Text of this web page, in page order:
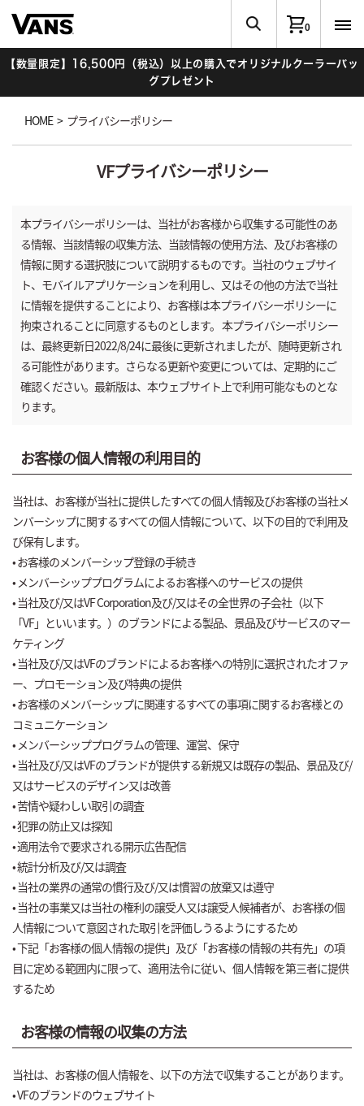
0
【数量限定】16,500円（税込）以上の購入でオリジナルクーラーバッ
グプレゼント
HOME > プライバシーポリシー
VFプライバシーポリシー
本プライバシーポリシーは、当社がお客様から収集する可能性のあ
る情報、当該情報の収集方法、当該情報の使用方法、及びお客様の
情報に関する選択肢について説明するものです。当社のウェブサイ
ト、モバイルアプリケーションを利用し、又はその他の方法で当社
に情報を提供することにより、お客様は本プライバシーポリシーに
拘束されることに同意するものとします。 本プライバシーポリシー
は、最終更新日2022/8/24に最後に更新されましたが、随時更新され
る可能性があります。さらなる更新や変更については、定期的にご
確認ください。最新版は、本ウェブサイト上で利用可能なものとな
ります。
お客様の個人情報の利用目的
当社は、お客様が当社に提供したすべての個人情報及びお客様の当社メ
ンバーシップに関するすべての個人情報について、以下の目的で利用及
び保有します。
• お客様のメンバーシップ登録の手続き
• メンバーシッププログラムによるお客様へのサービスの提供
• 当社及び/又はVF Corporation及び/又はその全世界の子会社（以下
「VF」といいます。）のブランドによる製品、景品及びサービスのマー
ケティング
• 当社及び/又はVFのブランドによるお客様への特別に選択されたオファ
ー、プロモーション及び特典の提供
• お客様のメンバーシップに関連するすべての事項に関するお客様との
コミュニケーション
• メンバーシッププログラムの管理、運営、保守
• 当社及び/又はVFのブランドが提供する新規又は既存の製品、景品及び/
又はサービスのデザイン又は改善
• 苦情や疑わしい取引の調査
• 犯罪の防止又は探知
• 適用法令で要求される開示広告配信
• 統計分析及び/又は調査
• 当社の業界の通常の慣行及び/又は慣習の放棄又は遵守
• 当社の事業又は当社の権利の譲受人又は譲受人候補者が、お客様の個
人情報について意図された取引を評価しうるようにするため
• 下記「お客様の個人情報の提供」及び「お客様の情報の共有先」の項
目に定める範囲内に限って、適用法令に従い、個人情報を第三者に提供
するため
お客様の情報の収集の方法
当社は、お客様の個人情報を、以下の方法で収集することがあります。
• VFのブランドのウェブサイト